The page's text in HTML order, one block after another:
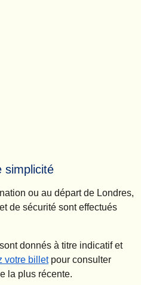
simplicité
ou au départ de Londres,
de sécurité sont effectués
donnés à titre indicatif et
votre billetpour consulter
la plus récente.